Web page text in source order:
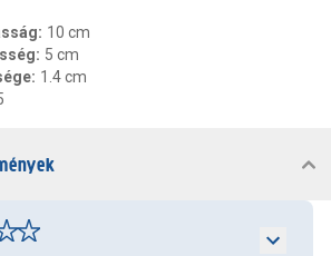
: 10 cm
: 5 cm
: 1.4 cm